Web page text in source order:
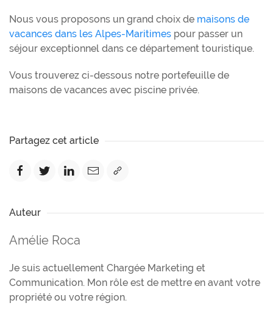
Nous vous proposons un grand choix de maisons de
vacances dans les Alpes-Maritimes pour passer un
séjour exceptionnel dans ce département touristique.
Vous trouverez ci-dessous notre portefeuille de
maisons de vacances avec piscine privée.
Partagez cet article
Auteur
Amélie Roca
Je suis actuellement Chargée Marketing et
Communication. Mon rôle est de mettre en avant votre
propriété ou votre région.